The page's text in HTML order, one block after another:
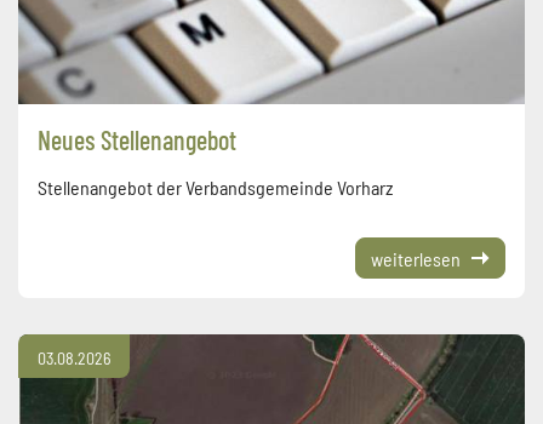
Neues Stellenangebot
Stellenangebot der Verbandsgemeinde Vorharz
weiterlesen
03.08.2026